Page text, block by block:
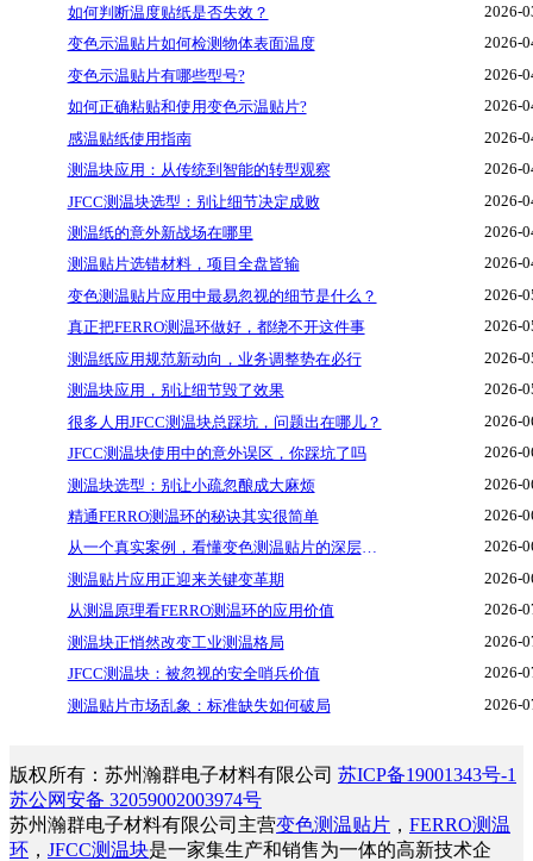
如何判断温度贴纸是否失效？
2026-
变色示温贴片如何检测物体表面温度
2026-
变色示温贴片有哪些型号?
2026-
如何正确粘贴和使用变色示温贴片?
2026-
感温贴纸使用指南
2026-
测温块应用：从传统到智能的转型观察
2026-
JFCC测温块选型：别让细节决定成败
2026-
测温纸的意外新战场在哪里
2026-
测温贴片选错材料，项目全盘皆输
2026-
变色测温贴片应用中最易忽视的细节是什么？
2026-
真正把FERRO测温环做好，都绕不开这件事
2026-
测温纸应用规范新动向，业务调整势在必行
2026-
测温块应用，别让细节毁了效果
2026-
很多人用JFCC测温块总踩坑，问题出在哪儿？
2026-
JFCC测温块使用中的意外误区，你踩坑了吗
2026-
测温块选型：别让小疏忽酿成大麻烦
2026-
精通FERRO测温环的秘诀其实很简单
2026-
从一个真实案例，看懂变色测温贴片的深层逻辑
2026-
测温贴片应用正迎来关键变革期
2026-
从测温原理看FERRO测温环的应用价值
2026-
测温块正悄然改变工业测温格局
2026-
JFCC测温块：被忽视的安全哨兵价值
2026-
测温贴片市场乱象：标准缺失如何破局
2026-
版权所有：苏州瀚群电子材料有限公司 苏ICP备19001343号-1
苏公网安备 32059002003974号
苏州瀚群电子材料有限公司主营变色测温贴片 ， FERRO测温
环 ， JFCC测温块是一家集生产和销售为一体的高新技术企